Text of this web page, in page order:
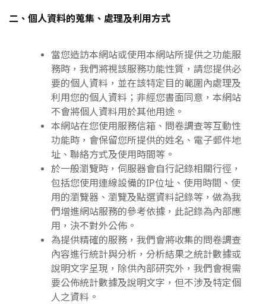
二、個人資料的蒐集、處理及利用方式
當您造訪本網站或使用本網站所提供之功能服
務時，我們將視該服務功能性質，請您提供必
要的個人資料，並在該特定目的範圍內處理及
利用您的個人資料；非經您書面同意，本網站
不會將個人資料用於其他用途。
本網站在您使用服務信箱、問卷調查等互動性
功能時，會保留您所提供的姓名、電子郵件地
址、聯絡方式及使用時間等。
於一般瀏覽時，伺服器會自行記錄相關行徑，
包括您使用連線設備的IP位址、使用時間、使
用的瀏覽器、瀏覽及點選資料記錄等，做為我
們增進網站服務的參考依據，此記錄為內部應
用，決不對外公佈。
為提供精確的服務，我們會將收集的問卷調查
內容進行統計與分析，分析結果之統計數據或
說明文字呈現，除供內部研究外，我們會視需
要公佈統計數據及說明文字，但不涉及特定個
人之資料。